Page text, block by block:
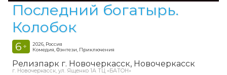
Последний богатырь.
Колобок
6 +
2026, Россия
Комедия, Фэнтези, Приключения
Релизпарк г. Новочеркасск Новочеркасск
г. Новочеркасск, ул. Ященко 1А ТЦ «БАТОН»